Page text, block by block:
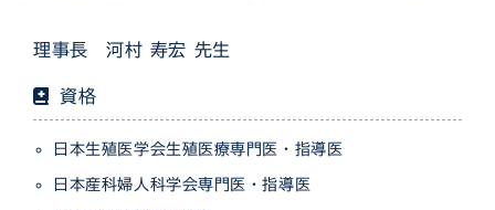
理事長 河村 寿宏 先生
資格
日本生殖医学会生殖医療専門医・指導医
日本産科婦人科学会専門医・指導医